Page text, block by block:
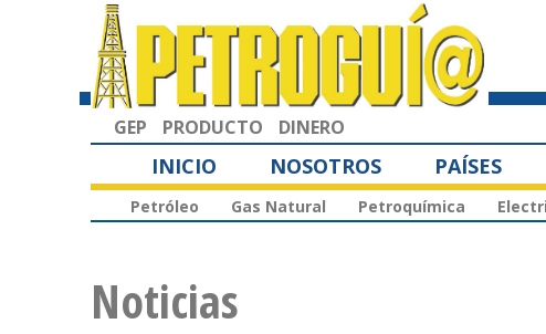
GEP PRODUCTO DINERO
INICIO NOSOTROS PAÍSES
Petróleo Gas Natural Petroquímica
Noticias